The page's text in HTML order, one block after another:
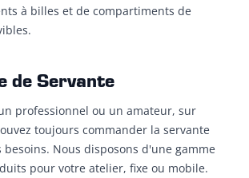
à billes et de compartiments de
de Servante
professionnel ou un amateur, sur
toujours commander la servante
Nous disposons d'une gamme
pour votre atelier, fixe ou mobile.